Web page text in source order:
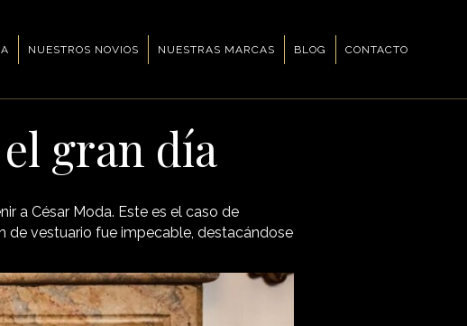
NUESTROS NOVIOS NUESTRAS MARCAS BLOG CONTACTO
gran día
a César Moda. Este es el caso de
de vestuario fue impecable, destacándose